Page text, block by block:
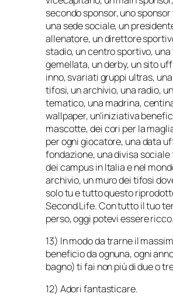
secondo sponsor, uno
una sede sociale, un
allenatore, un direttore
stadio, un centro sportivo,
gemellata, un derby, un sito
inno, svariati gruppi ultras,
tifosi, un archivio, una radio,
tematico, una madrina,
wallpaper, un’iniziativa
mascotte, dei cori per la
per ogni giocatore, una data
fondazione, una divisa
dei campus in Italia e nel
archivio, un muro dei tifosi
solo tu e tutto questo
Second Life. Con tutto il tuo
perso, oggi potevi essere ricco.
13) In modo da trarne il
beneficio da ognuna, ogni
bagno) ti fai non più di due o
12) Adori fantasticare.